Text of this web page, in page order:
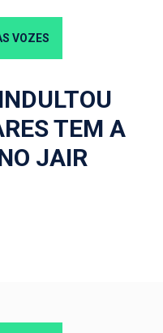
VOZES
TEM A
JAIR